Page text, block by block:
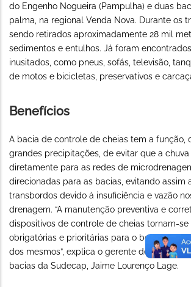
do Engenho Nogueira (Pampulha) e duas
palma, na regional Venda Nova. Durante os
sendo retirados aproximadamente 28 mil
sedimentos e entulhos. Já foram
inusitados, como pneus, sofás, televisão,
de motos e bicicletas, preservativos e
Benefícios
A bacia de controle de cheias tem a função,
grandes precipitações, de evitar que a chuva
diretamente para as redes de
direcionadas para as bacias, evitando assim
transbordos devido à insuficiência e vazão
drenagem. “A manutenção preventiva e
dispositivos de controle de cheias tornam-
obrigatórias e prioritárias para o bom
dos mesmos”, explica o gerente de
bacias da Sudecap, Jaime Lourenço Lage.